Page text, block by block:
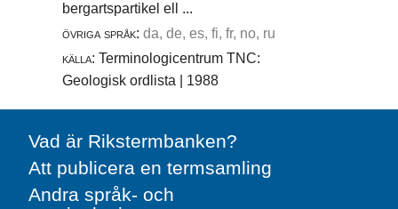
bergartspartikel ell ...
övriga språk: da, de, es, fi, fr, no, ru
källa: Terminologicentrum TNC:
Geologisk ordlista | 1988
Vad är Rikstermbanken?
Att publicera en termsamling
Andra språk- och